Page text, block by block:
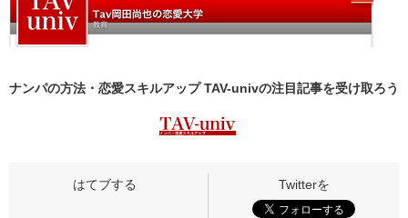
ナンパの方法・恋愛スキルアップ TAV-univの注目記事を受け取ろう